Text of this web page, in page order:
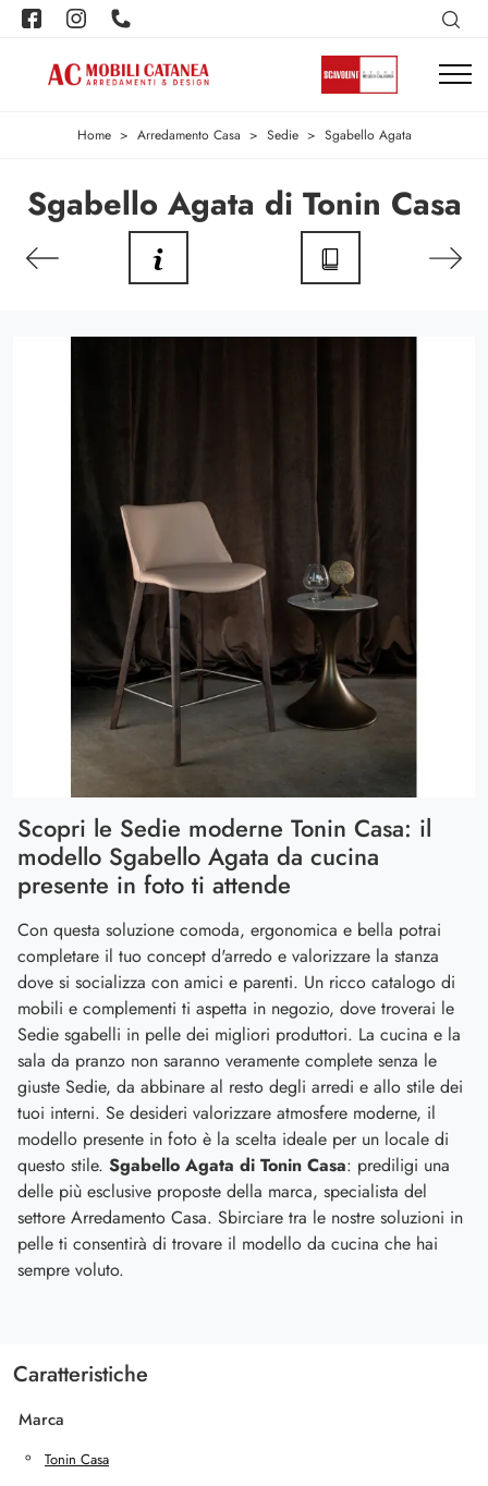
Home > Arredamento Casa > Sedie > Sgabello Agata
Sgabello Agata di Tonin Casa
Scopri le Sedie moderne Tonin Casa: il
modello Sgabello Agata da cucina
presente in foto ti attende
Con questa soluzione comoda, ergonomica e bella potrai
completare il tuo concept d'arredo e valorizzare la stanza
dove si socializza con amici e parenti. Un ricco catalogo di
mobili e complementi ti aspetta in negozio, dove troverai le
Sedie sgabelli in pelle dei migliori produttori. La cucina e la
sala da pranzo non saranno veramente complete senza le
giuste Sedie, da abbinare al resto degli arredi e allo stile dei
tuoi interni. Se desideri valorizzare atmosfere moderne, il
modello presente in foto è la scelta ideale per un locale di
questo stile. Sgabello Agata di Tonin Casa: prediligi una
delle più esclusive proposte della marca, specialista del
settore Arredamento Casa. Sbirciare tra le nostre soluzioni in
pelle ti consentirà di trovare il modello da cucina che hai
sempre voluto.
Caratteristiche
Marca
Tonin Casa